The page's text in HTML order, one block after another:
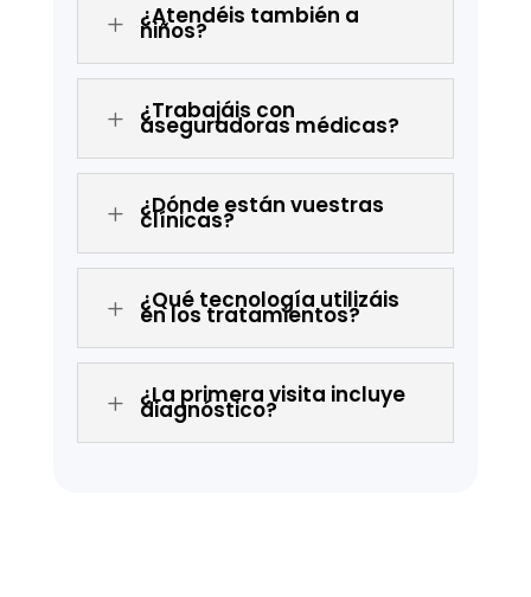
L ¿Atendéis también a
niños?
L ¿Trabajáis con
aseguradoras médicas?
L ¿Dónde están vuestras
clínicas?
L ¿Qué tecnología utilizáis
en los tratamientos?
L ¿La primera visita incluye
diagnóstico?